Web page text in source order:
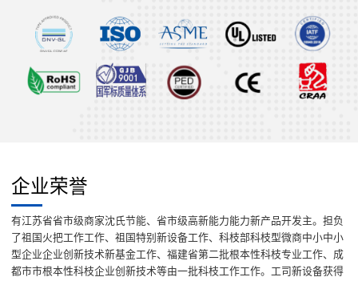
企业荣誉
有江苏省省市级商家沈氏节能、省市级高新能力能力新产品开发主。担负
了祖国火把工作工作、祖国特别新设备工作、科枝部科枝型微商中小中小
型企业企业创新技术新基金工作、福建省第二批根本性科枝专业工作、成
都市市根本性科枝企业创新技术等由一批科枝工作工作。工司新设备获得